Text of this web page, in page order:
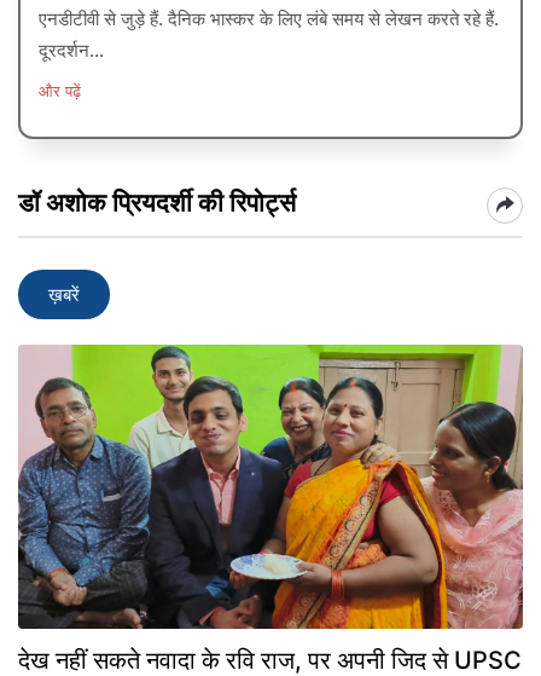
एनडीटीवी से जुड़े हैं. दैनिक भास्कर के लिए लंबे समय से लेखन करते रहे हैं.
दूरदर्शन...
और पढ़ें
डॉ अशोक प्रियदर्शी की रिपोर्ट्स
ख़बरें
देख नहीं सकते नवादा के रवि राज, पर अपनी जिद से UPSC